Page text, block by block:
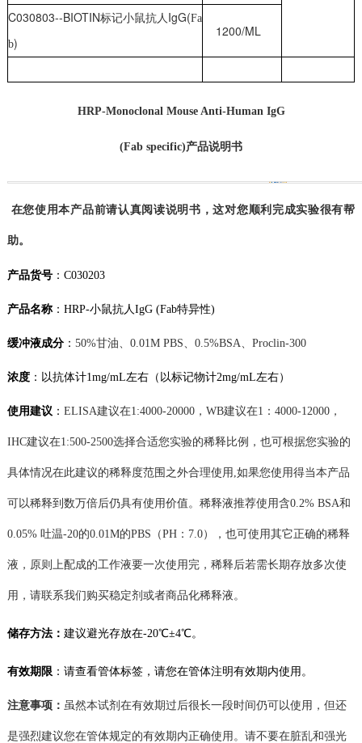
C030803--BIOTIN标记小鼠抗人IgG(Fa
b)
1200/ML
HRP-Monoclonal Mouse Anti-Human IgG
(Fab specific)产品说明书
在您使用本产品前请认真阅读说明书，这对您顺利完成实验很有帮
助。
产品货号： C030203
产品名称： HRP-小鼠抗人IgG (Fab特异性)
缓冲液成分： 50%甘油、 0.01M PBS、 0.5%BSA Proclin-300
浓度： 以抗体计1mg/mL左右（以标记物计2mg/mL左右）
使用建议 ： ELISA建议在1:4000-20000， WB建议在1： 4000-12000，
IHC建议在1:500-2500选择合适您实验的稀释比例，也可根据您实验的
具体情况在此建议的稀释度范围之外合理使用 ,如果您使用得当本产品
可以稀释到 数万倍后仍具有使用价值。 稀释液推荐使用含0.2% BSA和
0.05% 吐温-20的0.01M的PBS（PH：7.0），也可使用其它正确的稀释
液，原则上配成的工作液要一次使用完， 稀释后若需长期存放多次使
用，请联系我们购买稳定剂或者商品化稀释液 。
储存方法： 建议避光存放在-20℃±4℃。
有效期限 ： 请查看管体标签， 请您在管体注明有效期内使用。
注意事项： 虽然本试剂在有效期过后很长一段时间仍可以使用，但还
是强烈建议您在管体规定的有效期内正确使用。请不要在脏乱和强光